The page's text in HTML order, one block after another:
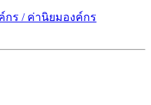
กร / ค่านิยมองค์กร